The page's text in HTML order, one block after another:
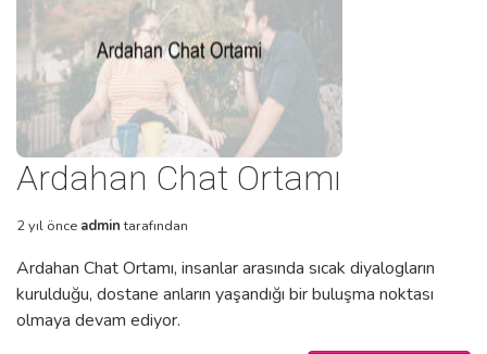
Ardahan Chat Ortamı
2 yıl önce admintarafından
Ardahan Chat Ortamı, insanlar arasında sıcak diyalogların
kurulduğu, dostane anların yaşandığı bir buluşma noktası
olmaya devam ediyor.